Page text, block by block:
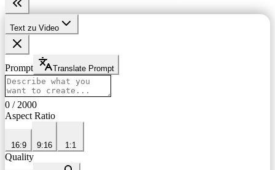
Text zu Video
Prompt Translate Prompt
0 / 2000
Aspect Ratio
16:9 9:16 1:1
Quality